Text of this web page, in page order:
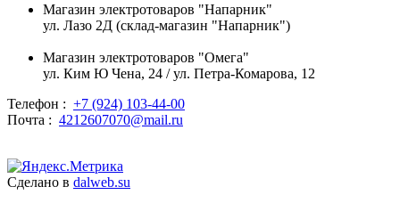
Магазин электротоваров "Напарник"
ул. Лазо 2Д (склад-магазин "Напарник")
Магазин электротоваров "Омега"
ул. Ким Ю Чена, 24 / ул. Петра-Комарова, 12
Телефон : +7 (924) 103-44-00
Почта : 4212607070@mail.ru
Сделано в dalweb.su